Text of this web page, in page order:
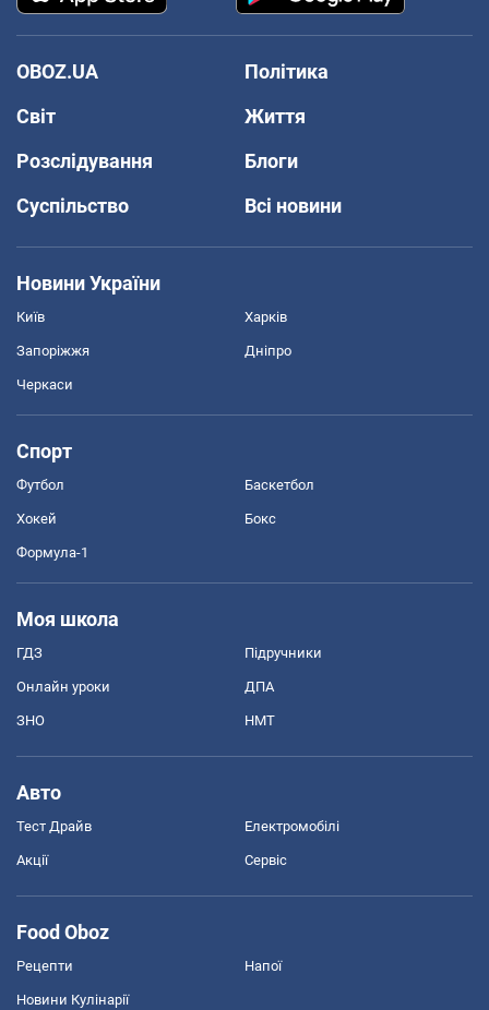
OBOZ.UA
Політика
Світ
Життя
Розслідування
Блоги
Суспільство
Всі новини
Новини України
Київ Харків
Запоріжжя Дніпро
Черкаси
Спорт
Футбол Баскетбол
Хокей Бокс
Формула-1
Моя школа
ГДЗ Підручники
Онлайн уроки ДПА
ЗНО НМТ
Авто
Тест Драйв Електромобілі
Акції Сервіс
Food Oboz
Рецепти Напої
Новини Кулінарії